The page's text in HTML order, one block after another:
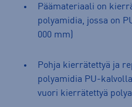
Päämateriaali on
polyamidia, jossa on
000 mm)
Pohja kierrätettyä ja
polyamidia PU-
vuori kierrätettyä